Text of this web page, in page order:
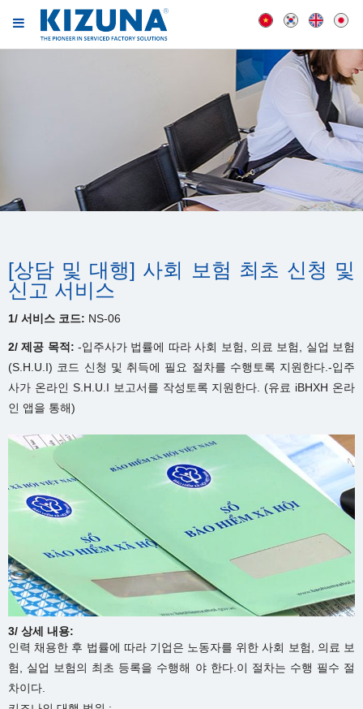
[상담 및 대행] 사회 보험 최초 신청 및
신고 서비스
1/ 서비스 코드: NS-06
2/ 제공 목적: -입주사가 법률에 따라 사회 보험, 의료 보험, 실업 보험
(S.H.U.I) 코드 신청 및 취득에 필요 절차를 수행토록 지원한다.-입주
사가 온라인 S.H.U.I 보고서를 작성토록 지원한다. (유료 iBHXH 온라
인 앱을 통해)
3/ 상세 내용:
인력 채용한 후 법률에 따라 기업은 노동자를 위한 사회 보험, 의료 보
험, 실업 보험의 최초 등록을 수행해 야 한다.이 절차는 수행 필수 절
차이다.